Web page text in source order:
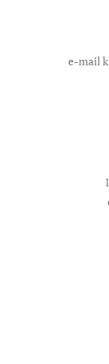
e-mail